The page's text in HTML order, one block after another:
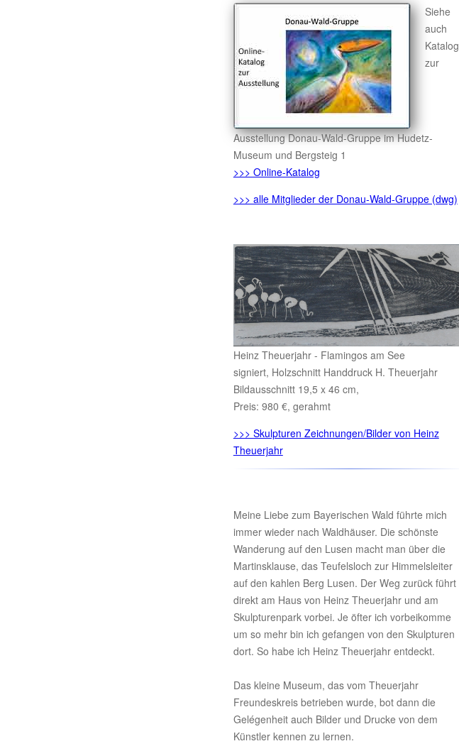
Siehe
auch
Katalog
zur
Ausstellung Donau-Wald-Gruppe im Hudetz-
Museum und Bergsteig 1
>>> Online-Katalog
>>> alle Mitglieder der Donau-Wald-Gruppe (dwg)
Heinz Theuerjahr - Flamingos am See
signiert, Holzschnitt Handdruck H. Theuerjahr
Bildausschnitt 19,5 x 46 cm,
Preis: 980 €, gerahmt
>>> Skulpturen Zeichnungen/Bilder von Heinz
Theuerjahr
Meine Liebe zum Bayerischen Wald führte mich
immer wieder nach Waldhäuser. Die schönste
Wanderung auf den Lusen macht man über die
Martinsklause, das Teufelsloch zur Himmelsleiter
auf den kahlen Berg Lusen. Der Weg zurück führt
direkt am Haus von Heinz Theuerjahr und am
Skulpturenpark vorbei. Je öfter ich vorbeikomme
um so mehr bin ich gefangen von den Skulpturen
dort. So habe ich Heinz Theuerjahr entdeckt.
Das kleine Museum, das vom Theuerjahr
Freundeskreis betrieben wurde, bot dann die
Gelégenheit auch Bilder und Drucke von dem
Künstler kennen zu lernen.